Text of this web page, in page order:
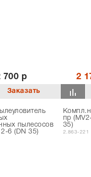
700 р 2
пылесосов
6 (DN 35)
пр
35)
2.863-221